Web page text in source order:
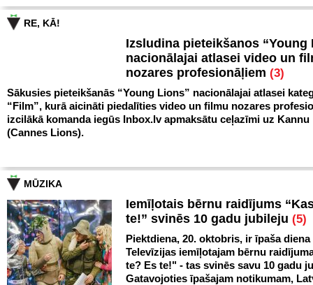
RE, KĀ!
Izsludina pieteikšanos “Young
nacionālajai atlasei video un
nozares profesionāļiem (3)
Sākusies pieteikšanās “Young Lions” nacionālajai atlasei
“Film”, kurā aicināti piedalīties video un filmu nozares
izcilākā komanda iegūs Inbox.lv apmaksātu ceļazīmi uz Kannu
(Cannes Lions).
MŪZIKA
Iemīļotais bērnu raidījums
te!” svinēs 10 gadu jubileju (5)
Piektdiena, 20. oktobris, ir īpaša
Televīzijas iemīļotajam bērnu
te? Es te!" - tas svinēs savu 10 gadu
Gatavojoties īpašajam notikumam,